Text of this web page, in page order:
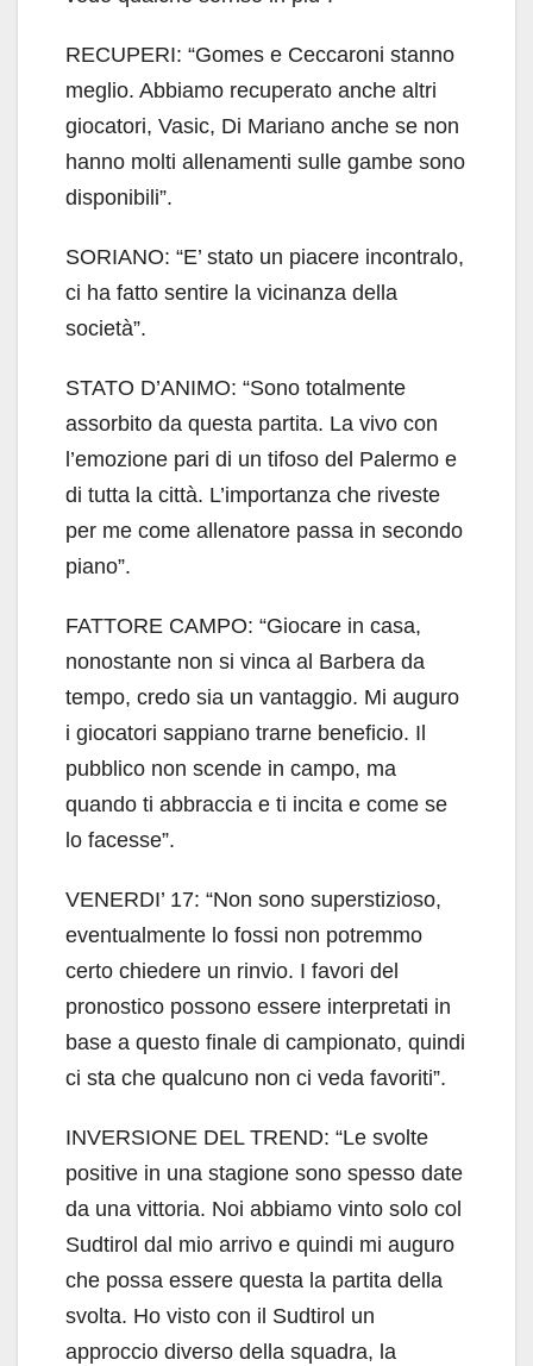
RECUPERI: “Gomes e Ceccaroni stanno
meglio. Abbiamo recuperato anche altri
giocatori, Vasic, Di Mariano anche se non
hanno molti allenamenti sulle gambe sono
disponibili”.
SORIANO: “E’ stato un piacere incontralo,
ci ha fatto sentire la vicinanza della
società”.
STATO D’ANIMO: “Sono totalmente
assorbito da questa partita. La vivo con
l’emozione pari di un tifoso del Palermo e
di tutta la città. L’importanza che riveste
per me come allenatore passa in secondo
piano”.
FATTORE CAMPO: “Giocare in casa,
nonostante non si vinca al Barbera da
tempo, credo sia un vantaggio. Mi auguro
i giocatori sappiano trarne beneficio. Il
pubblico non scende in campo, ma
quando ti abbraccia e ti incita e come se
lo facesse”.
VENERDI’ 17: “Non sono superstizioso,
eventualmente lo fossi non potremmo
certo chiedere un rinvio. I favori del
pronostico possono essere interpretati in
base a questo finale di campionato, quindi
ci sta che qualcuno non ci veda favoriti”.
INVERSIONE DEL TREND: “Le svolte
positive in una stagione sono spesso date
da una vittoria. Noi abbiamo vinto solo col
Sudtirol dal mio arrivo e quindi mi auguro
che possa essere questa la partita della
svolta. Ho visto con il Sudtirol un
approccio diverso della squadra, la